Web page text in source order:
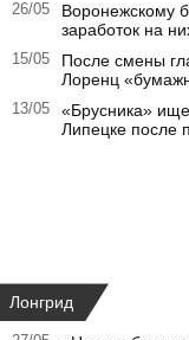
26/05
Воронежскому
заработок на
15/05
После смены
Лоренц
13/05
«Брусника»
Липецке после
Лонгрид